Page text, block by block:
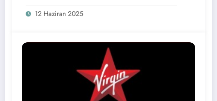
12 Haziran 2025